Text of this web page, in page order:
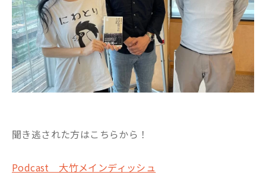
聞き逃された方はこちらから！
Podcast 大竹メインディッシュ